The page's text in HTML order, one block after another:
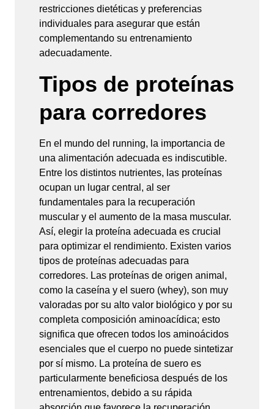
restricciones dietéticas y preferencias
individuales para asegurar que están
complementando su entrenamiento
adecuadamente.
Tipos de proteínas
para corredores
En el mundo del running, la importancia de
una alimentación adecuada es indiscutible.
Entre los distintos nutrientes, las proteínas
ocupan un lugar central, al ser
fundamentales para la recuperación
muscular y el aumento de la masa muscular.
Así, elegir la proteína adecuada es crucial
para optimizar el rendimiento. Existen varios
tipos de proteínas adecuadas para
corredores. Las proteínas de origen animal,
como la caseína y el suero (whey), son muy
valoradas por su alto valor biológico y por su
completa composición aminoacídica; esto
significa que ofrecen todos los aminoácidos
esenciales que el cuerpo no puede sintetizar
por sí mismo. La proteína de suero es
particularmente beneficiosa después de los
entrenamientos, debido a su rápida